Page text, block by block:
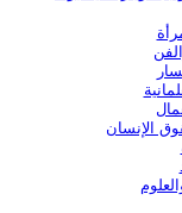
الإنسان